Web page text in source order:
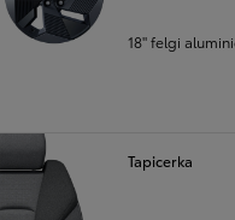
18" felgi
Tapicerka